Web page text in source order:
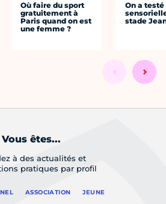
Où faire du sport
gratuitement à
Paris quand on est
une femme ?
On a
stade
Vous êtes...
à des actualités et
pratiques par profil
ASSOCIATION JEUNE